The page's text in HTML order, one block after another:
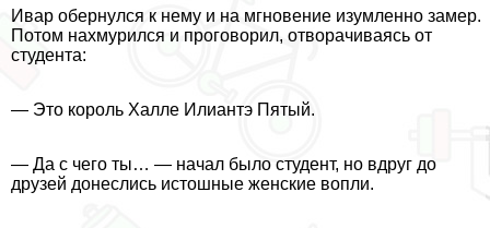
Ивар обернулся к нему и на мгновение изумленно замер.
Потом нахмурился и проговорил, отворачиваясь от
студента:
— Это король Халле Илиантэ Пятый.
— Да с чего ты… — начал было студент, но вдруг до
друзей донеслись истошные женские вопли.